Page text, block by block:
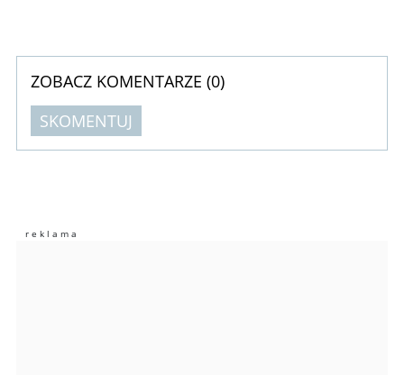
ZOBACZ KOMENTARZE (0)
SKOMENTUJ
Imię (Wymagane)